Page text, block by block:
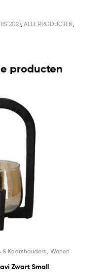
2027, ALLE PRODUCTEN
producten
Kaarshouders Wonen
Zwart Small